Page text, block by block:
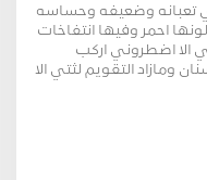
تعبانه وضعيفه وحساسه
احمر وفيها انتفاخات
الا اضطروني اركب
ومازاد التقويم لثتي الا